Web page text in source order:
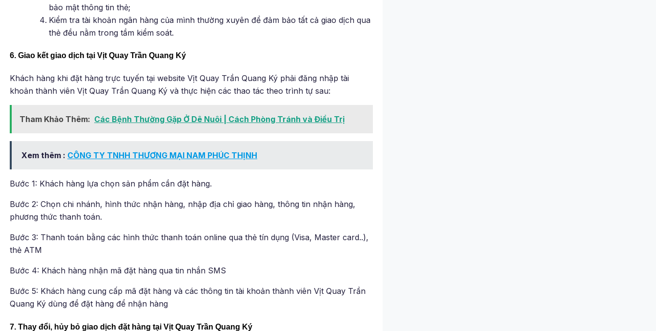
bảo mật thông tin thẻ;
Kiểm tra tài khoản ngân hàng của mình thường xuyên để đảm bảo tất cả giao dịch qua
thẻ đều nằm trong tầm kiểm soát.
6. Giao kết giao dịch tại Vịt Quay Trần Quang Ký
Khách hàng khi đặt hàng trực tuyến tại website Vịt Quay Trần Quang Ký phải đăng nhập tài
khoản thành viên Vịt Quay Trần Quang Ký và thực hiện các thao tác theo trình tự sau:
Tham Khảo Thêm: Các Bệnh Thường Gặp Ở Dê Nuôi | Cách Phòng Tránh và Điều Trị
Xem thêm : CÔNG TY TNHH THƯƠNG MẠI NAM PHÚC THỊNH
Bước 1: Khách hàng lựa chọn sản phẩm cần đặt hàng.
Bước 2: Chọn chi nhánh, hình thức nhận hàng, nhập địa chỉ giao hàng, thông tin nhận hàng,
phương thức thanh toán.
Bước 3: Thanh toán bằng các hình thức thanh toán online qua thẻ tín dụng (Visa, Master card..),
thẻ ATM
Bước 4: Khách hàng nhận mã đặt hàng qua tin nhắn SMS
Bước 5: Khách hàng cung cấp mã đặt hàng và các thông tin tài khoản thành viên Vịt Quay Trần
Quang Ký dùng để đặt hàng để nhận hàng
7. Thay đổi, hủy bỏ giao dịch đặt hàng tại Vịt Quay Trần Quang Ký